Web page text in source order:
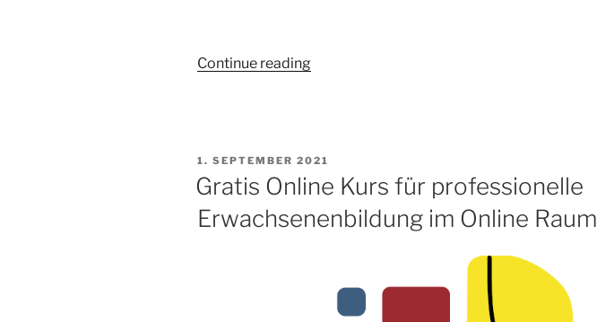
Continue reading„Begleitgruppe
POSTED
ON
1. SEPTEMBER 2021
Gratis Online Kurs für professionelle
Erwachsenenbildung im Online Raum